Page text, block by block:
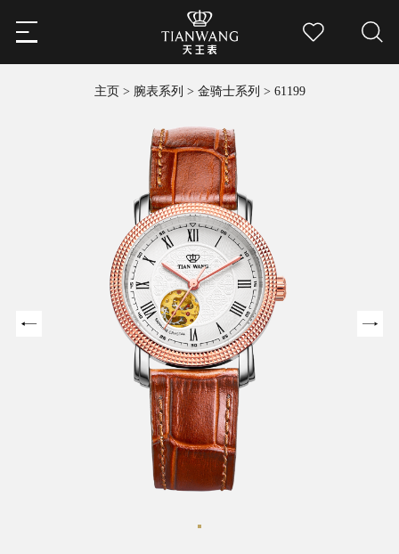
主页> 腕表系列 > 金骑士系列 > 61199